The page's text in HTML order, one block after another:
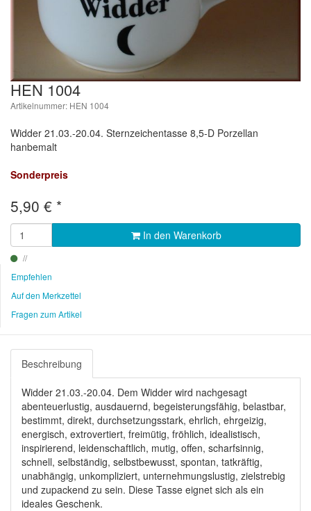
HEN 1004
Artikelnummer: HEN 1004
Widder 21.03.-20.04. Sternzeichentasse 8,5-D Porzellan
hanbemalt
Sonderpreis
5,90 € *
In den Warenkorb
Empfehlen
Auf den Merkzettel
Fragen zum Artikel
Beschreibung
Widder 21.03.-20.04. Dem Widder wird nachgesagt
abenteuerlustig, ausdauernd, begeisterungsfähig, belastbar,
bestimmt, direkt, durchsetzungsstark, ehrlich, ehrgeizig,
energisch, extrovertiert, freimütig, fröhlich, idealistisch,
inspirierend, leidenschaftlich, mutig, offen, scharfsinnig,
schnell, selbständig, selbstbewusst, spontan, tatkräftig,
unabhängig, unkompliziert, unternehmungslustig, zielstrebig
und zupackend zu sein. Diese Tasse eignet sich als ein
ideales Geschenk.